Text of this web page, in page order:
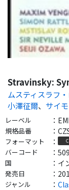
Stravinsky:
ムスティスラフ
小澤征爾、 サイ
レーベル ：
規格品番 ：
フォーマット ：
バーコード ：
国 ： イ
発売日 ：
ジャンル ：